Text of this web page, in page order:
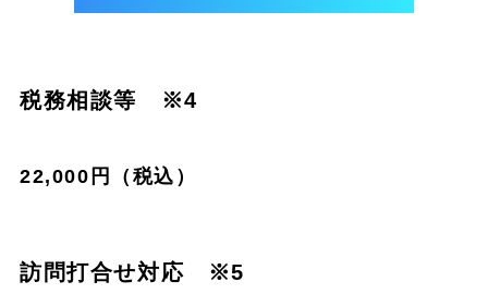
税務相談等 ※4
22,000円（税込）
訪問打合せ対応 ※5